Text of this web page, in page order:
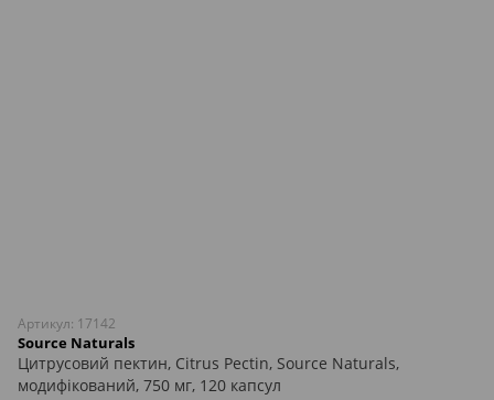
Артикул: 17142
Source Naturals
Цитрусовий пектин, Citrus Pectin, Source Naturals,
модифікований, 750 мг, 120 капсул